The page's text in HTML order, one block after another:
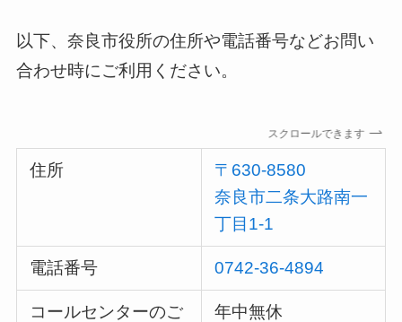
以下、奈良市役所の住所や電話番号などお問い
合わせ時にご利用ください。
スクロールできます
住所
〒630-8580
奈良市二条大路南一
丁目1-1
電話番号 0742-36-4894
コールセンターのご
年中無休